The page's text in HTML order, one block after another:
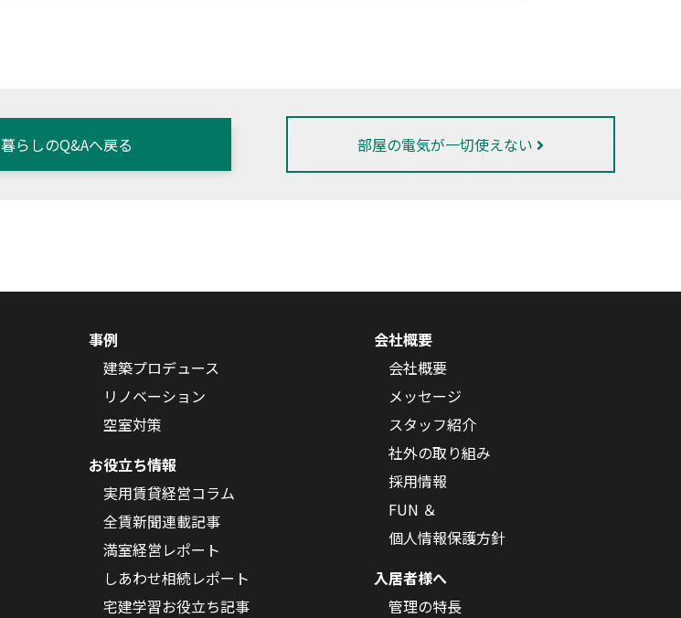
暮らしのQ&Aへ戻る 部屋の電気が一切使えない
事例
建築プロデュース
リノベーション
空室対策
お役立ち情報
実用賃貸経営コラム
全賃新聞連載記事
満室経営レポート
しあわせ相続レポート
宅建学習お役立ち記事
会社概要
会社概要
メッセージ
スタッフ紹介
社外の取り組み
採用情報
FUN ＆
個人情報保護方針
入居者様へ
管理の特長